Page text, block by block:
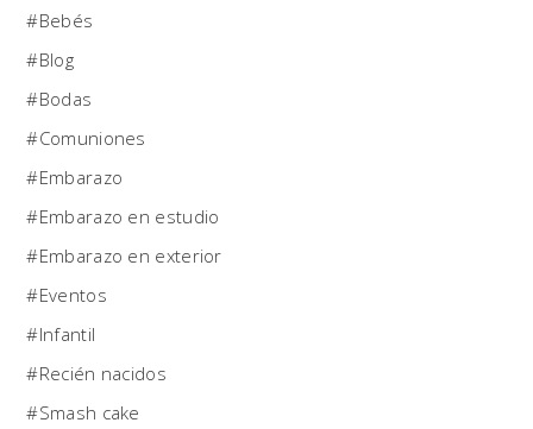
Bebés
Blog
Bodas
Comuniones
Embarazo
Embarazo en estudio
Embarazo en exterior
Eventos
Infantil
Recién nacidos
Smash cake